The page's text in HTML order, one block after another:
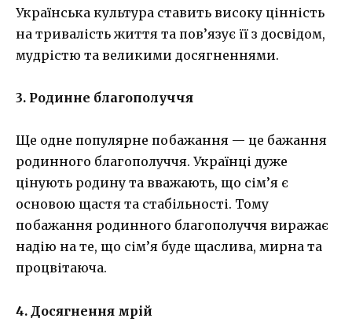
Українська культура ставить високу цінність
на тривалість життя та пов’язує її з досвідом,
мудрістю та великими досягненнями.
3. Родинне благополуччя
Ще одне популярне побажання — це бажання
родинного благополуччя. Українці дуже
цінують родину та вважають, що сім’я є
основою щастя та стабільності. Тому
побажання родинного благополуччя виражає
надію на те, що сім’я буде щаслива, мирна та
процвітаюча.
4. Досягнення мрій